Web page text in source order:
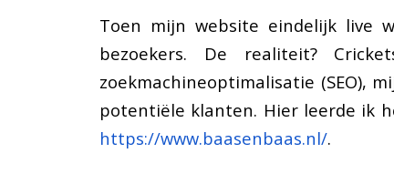
Toen mijn website eindelijk live
bezoekers. De realiteit?
zoekmachineoptimalisatie (SEO),
potentiële klanten. Hier leerde ik
https://www.baasenbaas.nl/.